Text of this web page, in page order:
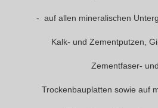
- auf allen mineralischen
Kalk- und Zementputzen,
Zementfaser-
Trockenbauplatten sowie auf